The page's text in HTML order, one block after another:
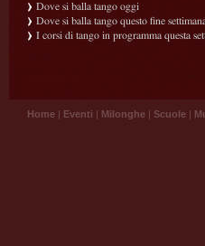
Dove si balla tango oggi
Dove si balla tango questo fine
I corsi di tango in programma questa
Home | Eventi | Milonghe | Scuole |